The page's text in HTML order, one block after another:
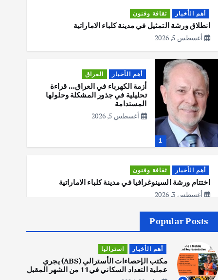
أهم الأخبار ثقافة وفنون
انطلاق ورشة التمثيل في مدينة كلباء الاماراتية
أغسطس 5, 2026
1
أهم الأخبار العراق
أزمة الكهرباء في العراق… قراءة
تحليلية في جذور المشكلة وحلولها
المستدامة
أغسطس 5, 2026
أهم الأخبار ثقافة وفنون
اختتام ورشة السينوغرافيا في مدينة كلباء الاماراتية
أغسطس 3, 2026
أهم الأخبار جاليات غير مصنف
قصة نجاح العراقي عمر الشمري الذي
اصبح بطلاً لأستراليا بلعبة كمال
الاجسام
يوليو 30, 2026
Popular Posts
أهم الأخبار استراليا
مكتب الإحصاءات الأسترالي (ABS) يجري
عملية التعداد السكاني في11 من الشهر المقبل